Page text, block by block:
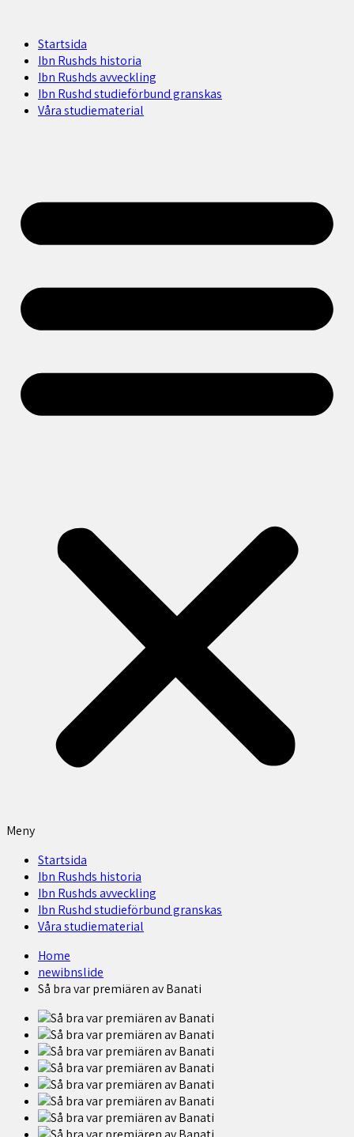
Startsida
Ibn Rushds historia
Ibn Rushds avveckling
Ibn Rushd studieförbund granskas​
Våra studiematerial
Meny
Startsida
Ibn Rushds historia
Ibn Rushds avveckling
Ibn Rushd studieförbund granskas​
Våra studiematerial
Home
newibnslide
Så bra var premiären av Banati